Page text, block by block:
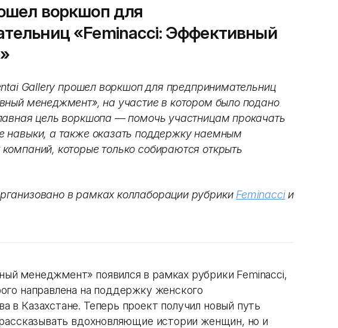
воркшоп для
«Feminacci: Эффективный
Gallery прошел воркшоп для предпринимательниц
менеджмент», на участие в котором было подано
цель воркшопа — помочь участницам прокачать
навыки, а также оказать поддержку наемным
которые только собираются открыть
в рамках коллаборации рубрики Feminacciи
менеджмент» появился в рамках рубрики Feminacci,
направлена на поддержку женского
в Казахстане. Теперь проект получил новый путь
вдохновляющие истории женщин, но и